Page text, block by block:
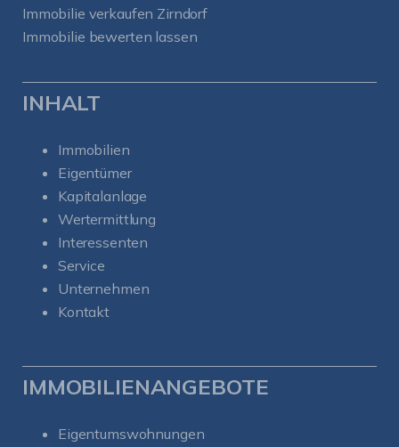
Immobilie verkaufen Zirndorf
Immobilie bewerten lassen
INHALT
Immobilien
Eigentümer
Kapitalanlage
Wertermittlung
Interessenten
Service
Unternehmen
Kontakt
IMMOBILIENANGEBOTE
Eigentumswohnungen